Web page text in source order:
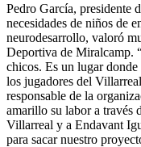
Pedro García, presidente
necesidades de niños de
neurodesarrollo, valoró
Deportiva de Miralcamp.
chicos. Es un lugar
los jugadores del
responsable de la
amarillo su labor a través
Villarreal y a Endavant
para sacar nuestro